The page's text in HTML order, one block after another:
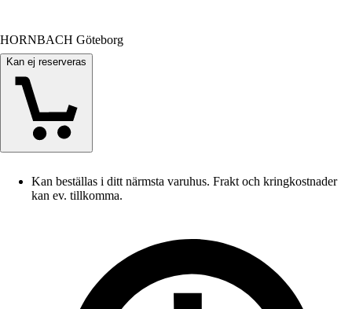
HORNBACH Göteborg
Kan ej reserveras
Kan beställas i ditt närmsta varuhus. Frakt och kringkostnader
kan ev. tillkomma.